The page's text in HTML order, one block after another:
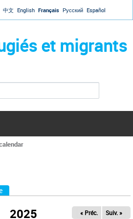
to navigation
中文 English Français Русский Español
et migrants
2025 « Préc. Suiv. »